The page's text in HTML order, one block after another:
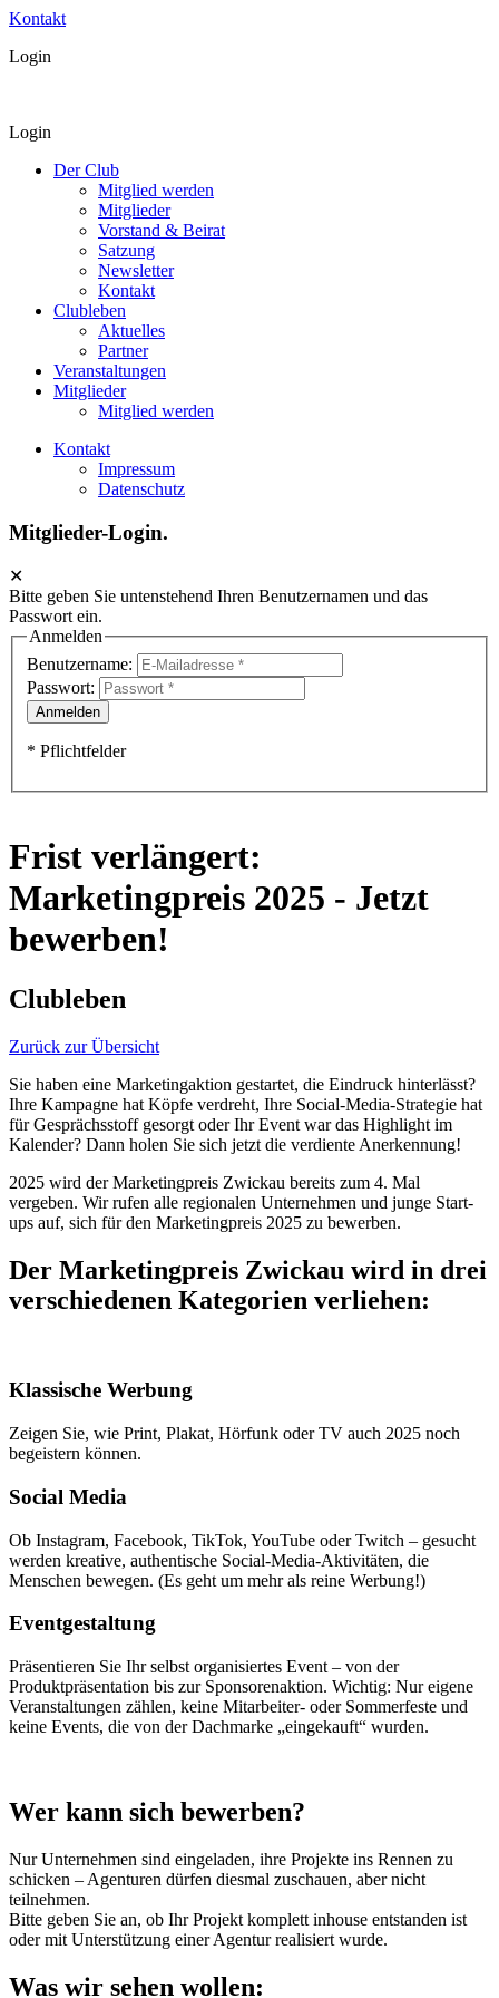
Kontakt
Login
Login
Der Club
Mitglied werden
Mitglieder
Vorstand & Beirat
Satzung
Newsletter
Kontakt
Clubleben
Aktuelles
Partner
Veranstaltungen
Mitglieder
Mitglied werden
Kontakt
Impressum
Datenschutz
Mitglieder-Login.
✕
Bitte geben Sie untenstehend Ihren Benutzernamen und das
Passwort ein.
Anmelden
Benutzername:
Passwort:
* Pflichtfelder
Frist verlängert:
Marketingpreis 2025 - Jetzt
bewerben!
Clubleben
Zurück zur Übersicht
Sie haben eine Marketingaktion gestartet, die Eindruck hinterlässt?
Ihre Kampagne hat Köpfe verdreht, Ihre Social-Media-Strategie hat
für Gesprächsstoff gesorgt oder Ihr Event war das Highlight im
Kalender? Dann holen Sie sich jetzt die verdiente Anerkennung!
2025 wird der Marketingpreis Zwickau bereits zum 4. Mal
vergeben. Wir rufen alle regionalen Unternehmen und junge Start-
ups auf, sich für den Marketingpreis 2025 zu bewerben.
Der Marketingpreis Zwickau wird in drei
verschiedenen Kategorien verliehen:
Klassische Werbung
Zeigen Sie, wie Print, Plakat, Hörfunk oder TV auch 2025 noch
begeistern können.
Social Media
Ob Instagram, Facebook, TikTok, YouTube oder Twitch – gesucht
werden kreative, authentische Social-Media-Aktivitäten, die
Menschen bewegen. (Es geht um mehr als reine Werbung!)
Eventgestaltung
Präsentieren Sie Ihr selbst organisiertes Event – von der
Produktpräsentation bis zur Sponsorenaktion. Wichtig: Nur eigene
Veranstaltungen zählen, keine Mitarbeiter- oder Sommerfeste und
keine Events, die von der Dachmarke „eingekauft“ wurden.
Wer kann sich bewerben?
Nur Unternehmen sind eingeladen, ihre Projekte ins Rennen zu
schicken – Agenturen dürfen diesmal zuschauen, aber nicht
teilnehmen.
Bitte geben Sie an, ob Ihr Projekt komplett inhouse entstanden ist
oder mit Unterstützung einer Agentur realisiert wurde.
Was wir sehen wollen: